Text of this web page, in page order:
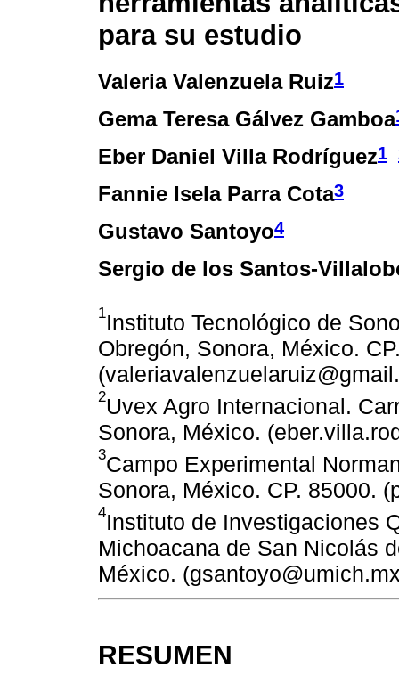
para su estudio
Valeria Valenzuela Ruiz1
Gema Teresa Gálvez Gamboa
Eber Daniel Villa Rodríguez1
Fannie Isela Parra Cota3
Gustavo Santoyo4
Sergio de los Santos-
1Instituto Tecnológico de
Obregón, Sonora, México.
2Uvex Agro Internacional.
Sonora, México.
3Campo Experimental
Sonora, México. CP. 85000.
4Instituto de Investigaciones
Michoacana de San Nicolás
México.
RESUMEN